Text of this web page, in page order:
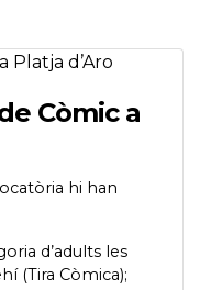
Còmic a
hi han
d’adults les
(Tira Còmica);